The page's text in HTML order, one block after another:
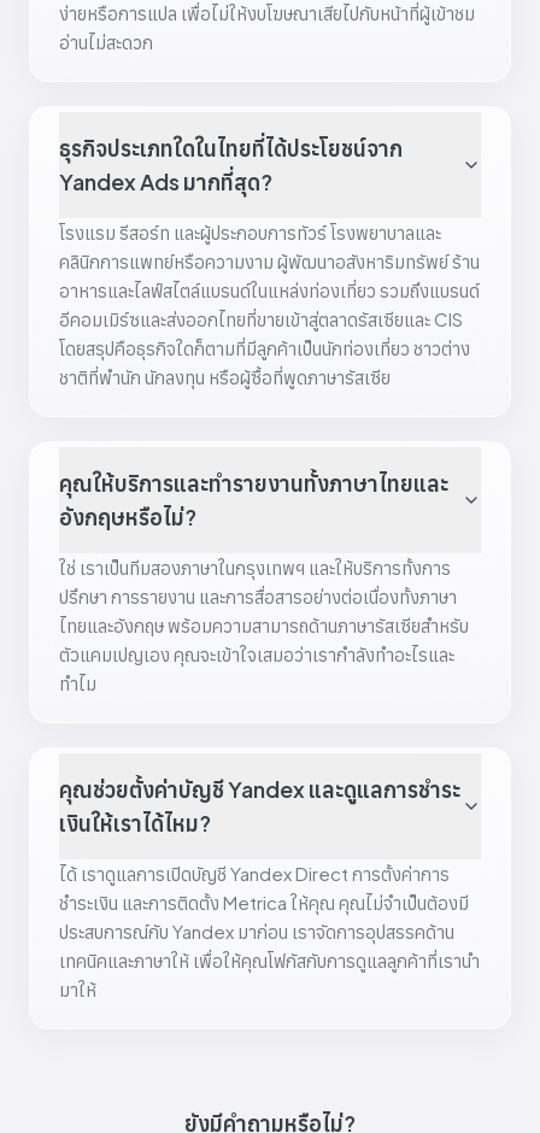
ง่ายหรือการแปล เพื่อไม่ให้งบโฆษณาเสียไปกับหน้าที่ผู้เข้าชม
อ่านไม่สะดวก
ธุรกิจประเภทใดในไทยที่ได้ประโยชน์จาก
Yandex Ads มากที่สุด?
โรงแรม รีสอร์ท และผู้ประกอบการทัวร์ โรงพยาบาลและ
คลินิกการแพทย์หรือความงาม ผู้พัฒนาอสังหาริมทรัพย์ ร้าน
อาหารและไลฟ์สไตล์แบรนด์ในแหล่งท่องเที่ยว รวมถึงแบรนด์
อีคอมเมิร์ซและส่งออกไทยที่ขายเข้าสู่ตลาดรัสเซียและ CIS
โดยสรุปคือธุรกิจใดก็ตามที่มีลูกค้าเป็นนักท่องเที่ยว ชาวต่าง
ชาติที่พำนัก นักลงทุน หรือผู้ซื้อที่พูดภาษารัสเซีย
คุณให้บริการและทำรายงานทั้งภาษาไทยและ
อังกฤษหรือไม่?
ใช่ เราเป็นทีมสองภาษาในกรุงเทพฯ และให้บริการทั้งการ
ปรึกษา การรายงาน และการสื่อสารอย่างต่อเนื่องทั้งภาษา
ไทยและอังกฤษ พร้อมความสามารถด้านภาษารัสเซียสำหรับ
ตัวแคมเปญเอง คุณจะเข้าใจเสมอว่าเรากำลังทำอะไรและ
ทำไม
คุณช่วยตั้งค่าบัญชี Yandex และดูแลการชำระ
เงินให้เราได้ไหม?
ได้ เราดูแลการเปิดบัญชี Yandex Direct การตั้งค่าการ
ชำระเงิน และการติดตั้ง Metrica ให้คุณ คุณไม่จำเป็นต้องมี
ประสบการณ์กับ Yandex มาก่อน เราจัดการอุปสรรคด้าน
เทคนิคและภาษาให้ เพื่อให้คุณโฟกัสกับการดูแลลูกค้าที่เรานำ
มาให้
ยังมีคำถามหรือไม่?